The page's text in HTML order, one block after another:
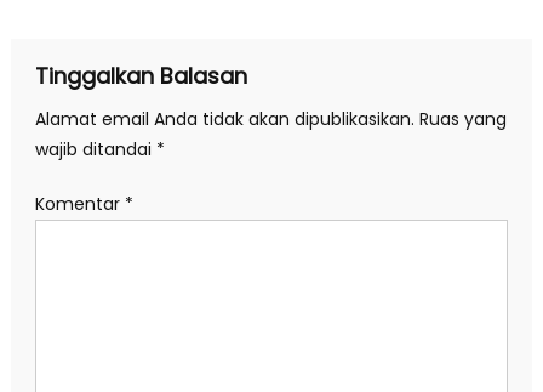
Tinggalkan Balasan
Alamat email Anda tidak akan dipublikasikan. Ruas yang
wajib ditandai *
Komentar *